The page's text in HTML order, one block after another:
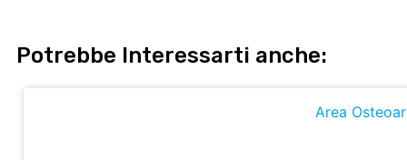
Potrebbe Interessarti anche:
Area